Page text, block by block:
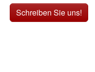
Schreiben Sie uns!